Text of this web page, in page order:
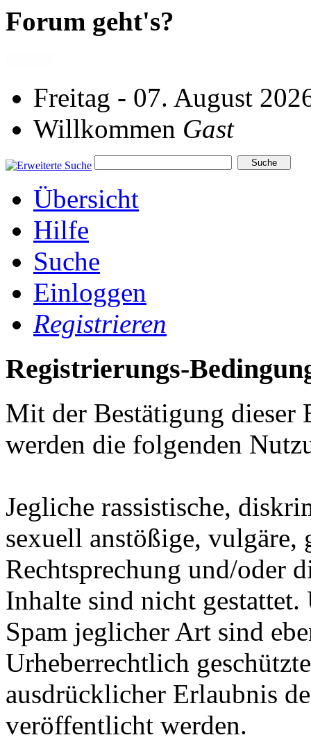
Forum geht's?
Freitag - 07. August
Willkommen Gast
Übersicht
Hilfe
Suche
Einloggen
Registrieren
Registrierungs-
Mit der Bestätigung dieser
werden die folgenden
Jegliche rassistische,
sexuell anstößige, vulgäre,
Rechtsprechung und/oder
Inhalte sind nicht
Spam jeglicher Art sind
Urheberrechtlich
ausdrücklicher Erlaubnis
veröffentlicht werden.